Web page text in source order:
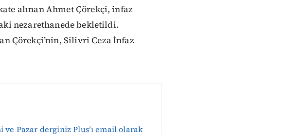
alınan Ahmet Çörekçi, infaz
nezarethanede bekletildi.
Çörekçi’nin, Silivri Ceza İnfaz
Pazar derginiz Plus’ı email olarak